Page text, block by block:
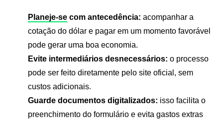
Planeje-se com antecedência: acompanhar a
cotação do dólar e pagar em um momento favorável
pode gerar uma boa economia.
Evite intermediários desnecessários: o processo
pode ser feito diretamente pelo site oficial, sem
custos adicionais.
Guarde documentos digitalizados: isso facilita o
preenchimento do formulário e evita gastos extras